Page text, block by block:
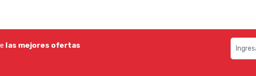
las mejores ofertas